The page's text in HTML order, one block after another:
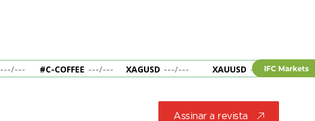
---/--- #C-COFFEE ---/--- XAGUSD ---/--- XAUUSD --- ---
Assinar a revista j